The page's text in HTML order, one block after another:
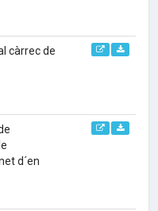
càrrec de
d´en